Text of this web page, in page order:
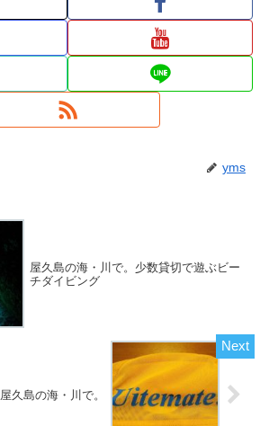
yms
屋久島の海・川で。少数貸切で遊ぶビー
チダイビング
屋久島の海・川で。